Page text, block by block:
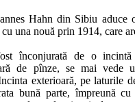
Hahn din Sibiu aduce
una nouă prin 1914, care
înconjurată de o
de pînze, se mai vede
exterioară, pe laturile
bună parte, împreună